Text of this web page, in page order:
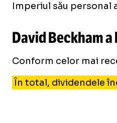
Imperiul său personal
David Beckham
Conform celor mai
În total, dividendele